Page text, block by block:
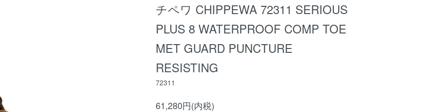
チペワ CHIPPEWA 72311 SERIOUS
PLUS 8 WATERPROOF COMP TOE
MET GUARD PUNCTURE
RESISTING
72311
61,280円(内税)